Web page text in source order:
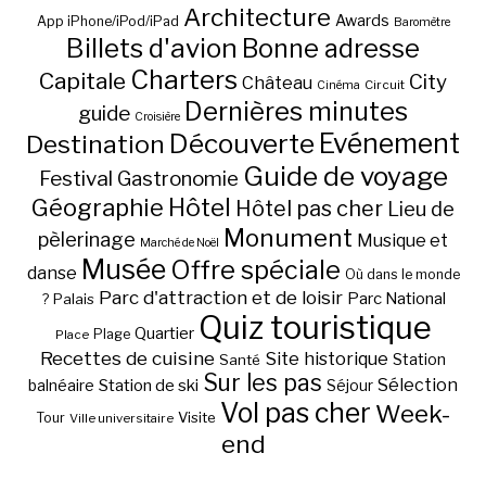
App iPhone/iPod/iPad Architecture Awards Baromètre
Billets d'avion Bonne adresse
Capitale Charters Château Cinéma Circuit City
guide Croisière Dernières minutes
Destination Découverte Evénement
Festival Gastronomie Guide de voyage
Géographie Hôtel Hôtel pas cher Lieu de
pèlerinage Marché de Noël Monument Musique et
danse Musée Offre spéciale Où dans le monde
? Palais Parc d'attraction et de loisir Parc National
Place Plage Quartier Quiz touristique
Recettes de cuisine Santé Site historique Station
balnéaire Station de ski Sur les pas Séjour Sélection
Tour Ville universitaire Visite Vol pas cher Week-
end